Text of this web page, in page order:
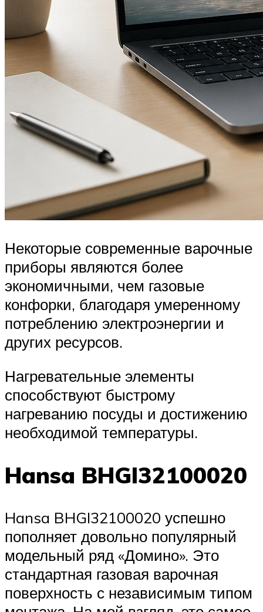
Некоторые современные варочные
приборы являются более
экономичными, чем газовые
конфорки, благодаря умеренному
потреблению электроэнергии и
других ресурсов.
Нагревательные элементы
способствуют быстрому
нагреванию посуды и достижению
необходимой температуры.
Hansa BHGI32100020
Hansa BHGI32100020 успешно
пополняет довольно популярный
модельный ряд «Домино». Это
стандартная газовая варочная
поверхность с независимым типом